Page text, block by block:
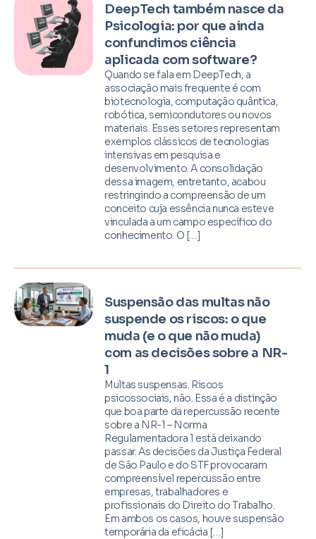
DeepTech também nasce da
Psicologia: por que ainda
confundimos ciência
aplicada com software?
Quando se fala em DeepTech, a
associação mais frequente é com
biotecnologia, computação quântica,
robótica, semicondutores ou novos
materiais. Esses setores representam
exemplos clássicos de tecnologias
intensivas em pesquisa e
desenvolvimento. A consolidação
dessa imagem, entretanto, acabou
restringindo a compreensão de um
conceito cuja essência nunca esteve
vinculada a um campo específico do
conhecimento. O […]
Suspensão das multas não
suspende os riscos: o que
muda (e o que não muda)
com as decisões sobre a NR-
1
Multas suspensas. Riscos
psicossociais, não. Essa é a distinção
que boa parte da repercussão recente
sobre a NR-1 – Norma
Regulamentadora 1 está deixando
passar. As decisões da Justiça Federal
de São Paulo e do STF provocaram
compreensível repercussão entre
empresas, trabalhadores e
profissionais do Direito do Trabalho.
Em ambos os casos, houve suspensão
temporária da eficácia […]